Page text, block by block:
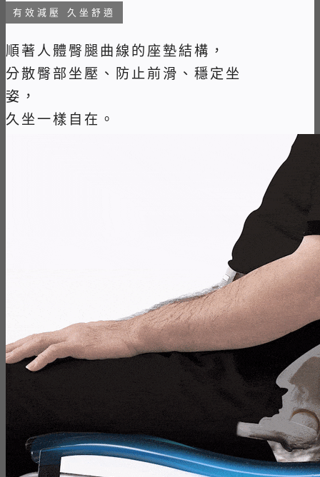
有效減壓 久坐舒適
順著人體臀腿曲線的座墊結構，
分散臀部坐壓、防止前滑、穩定坐
姿，
久坐一樣自在。